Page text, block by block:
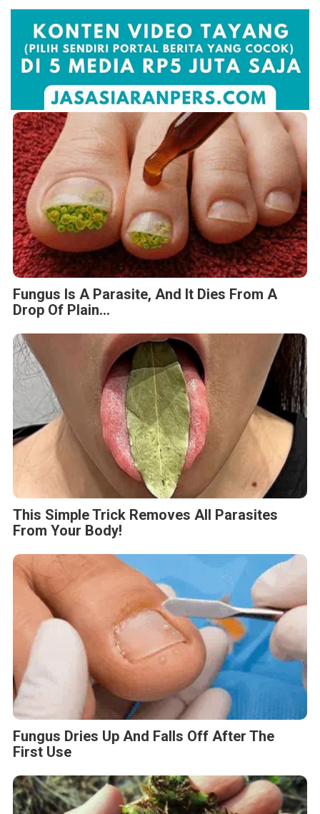
Fungus Is A Parasite, And It Dies From A
Drop Of Plain...
This Simple Trick Removes All Parasites
From Your Body!
Fungus Dries Up And Falls Off After The
First Use